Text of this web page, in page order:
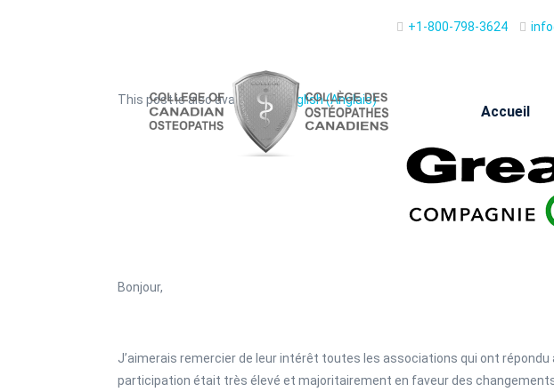
+1-800-798-3624
Accueil
This post is also available in: English(Anglais)
Bonjour,
J’aimerais remercier de leur intérêt toutes les associations qui ont
participation était très élevé et majoritairement en faveur des